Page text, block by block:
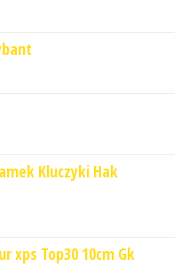
Kluczyki Hak
xps Top30 10cm Gk